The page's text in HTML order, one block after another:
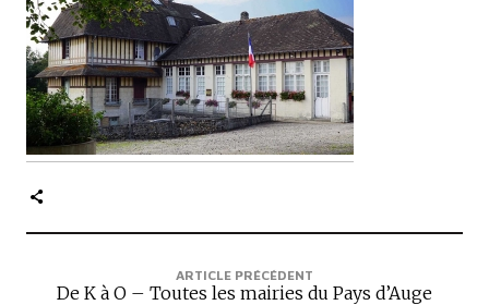
i
p
a
l
e
ARTICLE PRÉCÉDENT
De K à O – Toutes les mairies du Pays d’Auge